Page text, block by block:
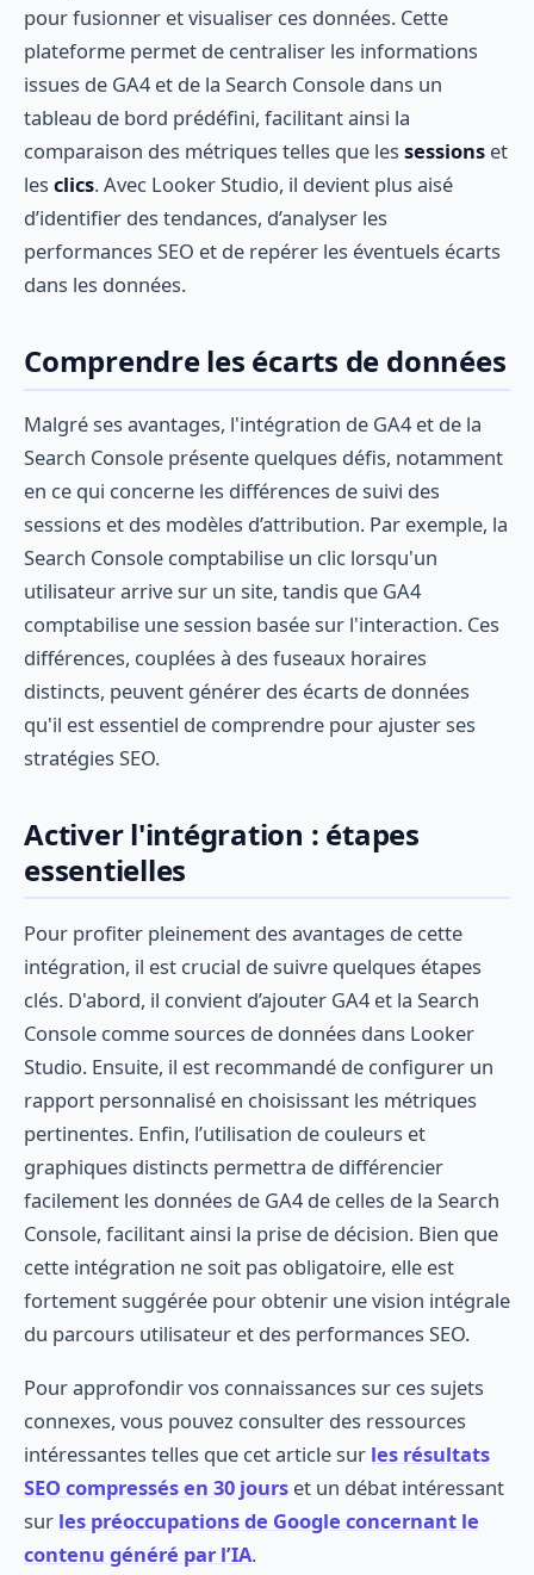
pour fusionner et visualiser ces données. Cette
plateforme permet de centraliser les informations
issues de GA4 et de la Search Console dans un
tableau de bord prédéfini, facilitant ainsi la
comparaison des métriques telles que les sessions et
les clics. Avec Looker Studio, il devient plus aisé
d’identifier des tendances, d’analyser les
performances SEO et de repérer les éventuels écarts
dans les données.
Comprendre les écarts de données
Malgré ses avantages, l'intégration de GA4 et de la
Search Console présente quelques défis, notamment
en ce qui concerne les différences de suivi des
sessions et des modèles d’attribution. Par exemple, la
Search Console comptabilise un clic lorsqu'un
utilisateur arrive sur un site, tandis que GA4
comptabilise une session basée sur l'interaction. Ces
différences, couplées à des fuseaux horaires
distincts, peuvent générer des écarts de données
qu'il est essentiel de comprendre pour ajuster ses
stratégies SEO.
Activer l'intégration : étapes
essentielles
Pour profiter pleinement des avantages de cette
intégration, il est crucial de suivre quelques étapes
clés. D'abord, il convient d’ajouter GA4 et la Search
Console comme sources de données dans Looker
Studio. Ensuite, il est recommandé de configurer un
rapport personnalisé en choisissant les métriques
pertinentes. Enfin, l’utilisation de couleurs et
graphiques distincts permettra de différencier
facilement les données de GA4 de celles de la Search
Console, facilitant ainsi la prise de décision. Bien que
cette intégration ne soit pas obligatoire, elle est
fortement suggérée pour obtenir une vision intégrale
du parcours utilisateur et des performances SEO.
Pour approfondir vos connaissances sur ces sujets
connexes, vous pouvez consulter des ressources
intéressantes telles que cet article sur les résultats
SEO compressés en 30 jours et un débat intéressant
sur les préoccupations de Google concernant le
contenu généré par l’IA.